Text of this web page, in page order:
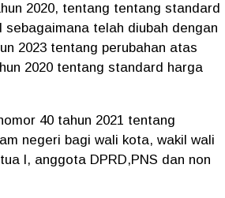
2020, tentang tentang standard
sebagaimana telah diubah dengan
2023 tentang perubahan atas
2020 tentang standard harga
40 tahun 2021 tentang
negeri bagi wali kota, wakil wali
l, anggota DPRD,PNS dan non